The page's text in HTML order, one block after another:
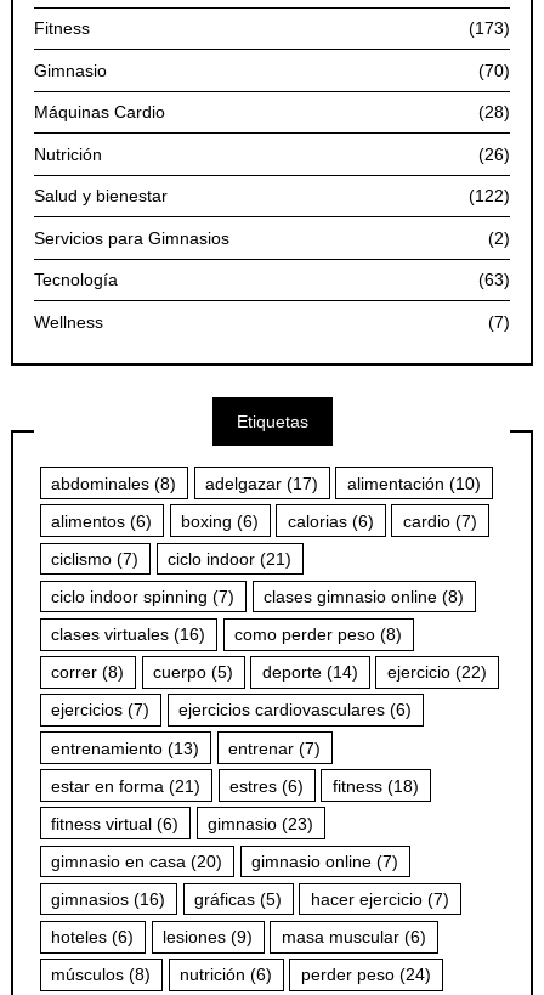
Fitness (173)
Gimnasio (70)
Máquinas Cardio (28)
Nutrición (26)
Salud y bienestar (122)
Servicios para Gimnasios (2)
Tecnología (63)
Wellness (7)
Etiquetas
abdominales (8) adelgazar (17) alimentación (10)
alimentos (6) boxing (6) calorias (6) cardio (7)
ciclismo (7) ciclo indoor (21)
ciclo indoor spinning (7) clases gimnasio online (8)
clases virtuales (16) como perder peso (8)
correr (8) cuerpo (5) deporte (14) ejercicio (22)
ejercicios (7) ejercicios cardiovasculares (6)
entrenamiento (13) entrenar (7)
estar en forma (21) estres (6) fitness (18)
fitness virtual (6) gimnasio (23)
gimnasio en casa (20) gimnasio online (7)
gimnasios (16) gráficas (5) hacer ejercicio (7)
hoteles (6) lesiones (9) masa muscular (6)
músculos (8) nutrición (6) perder peso (24)